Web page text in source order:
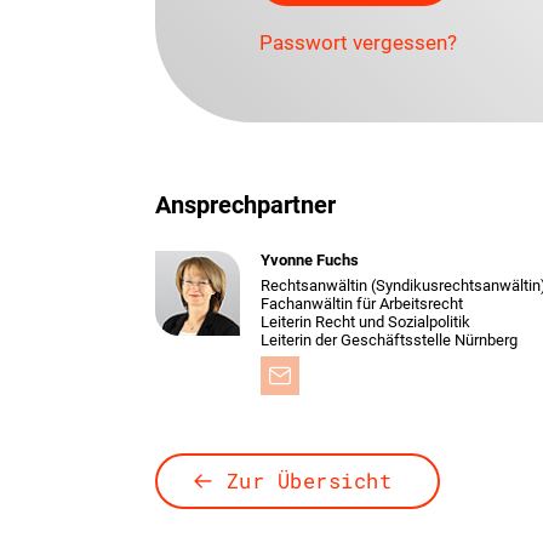
Passwort vergessen?
Ansprechpartner
Yvonne Fuchs
Rechtsanwältin
Fachanwältin für Arbeitsrecht
Leiterin Recht und Sozialpolitik
Leiterin der Geschäftsstelle Nürnberg
Zur Übersicht